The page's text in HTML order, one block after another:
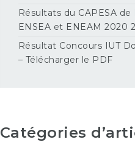
Résultats du CAPESA de
ENSEA et ENEAM 2020
Résultat Concours IUT
– Télécharger le PDF
Catégories